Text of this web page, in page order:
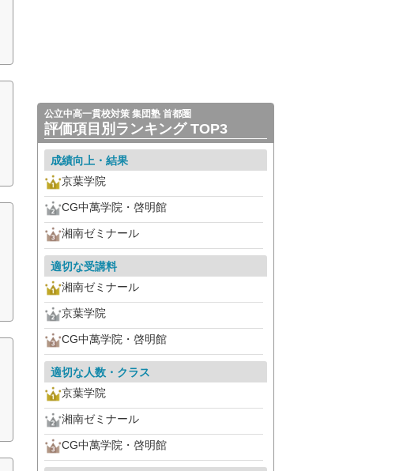
公立中高一貫校対策 集団塾 首都圏
評価項目別ランキング TOP3
成績向上・結果
京葉学院
CG中萬学院・啓明館
湘南ゼミナール
適切な受講料
湘南ゼミナール
京葉学院
CG中萬学院・啓明館
適切な人数・クラス
京葉学院
湘南ゼミナール
CG中萬学院・啓明館